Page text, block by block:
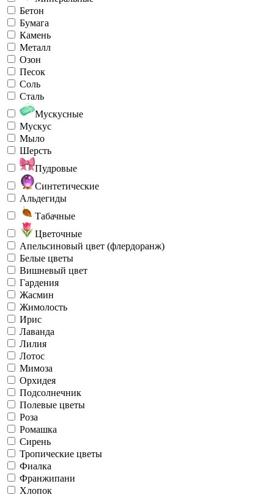
Бетон
Бумага
Камень
Металл
Озон
Песок
Соль
Сталь
Мускусные
Мускус
Мыло
Шерсть
Пудровые
Синтетические
Альдегиды
Табачные
Цветочные
Апельсиновый цвет (флердоранж)
Белые цветы
Вишневый цвет
Гардения
Жасмин
Жимолость
Ирис
Лаванда
Лилия
Лотос
Мимоза
Орхидея
Подсолнечник
Полевые цветы
Роза
Ромашка
Сирень
Тропические цветы
Фиалка
Франжипани
Хлопок